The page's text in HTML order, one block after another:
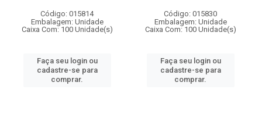
Código: 015814
Embalagem: Unidade
Caixa Com: 100 Unidade(s)
Faça seu login ou
cadastre-se para
comprar.
Código: 015830
Embalagem: Unidade
Caixa Com: 100 Unidade(s)
Faça seu login ou
cadastre-se para
comprar.